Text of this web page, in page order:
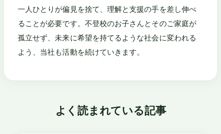
一人ひとりが偏見を捨て、理解と支援の手を差し伸べ
ることが必要です。不登校のお子さんとそのご家庭が
孤立せず、未来に希望を持てるような社会に変われる
よう、当社も活動を続けていきます。
よく読まれている記事